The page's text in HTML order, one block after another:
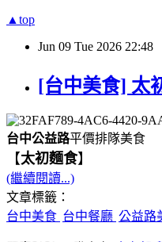
▲top
Jun 09 Tue 2026 22:48
[台中美食] 太
台中公益路平價排隊美食
【太初麵食】
(繼續閱讀...)
文章標籤：
台中美食 台中餐廳 公益路